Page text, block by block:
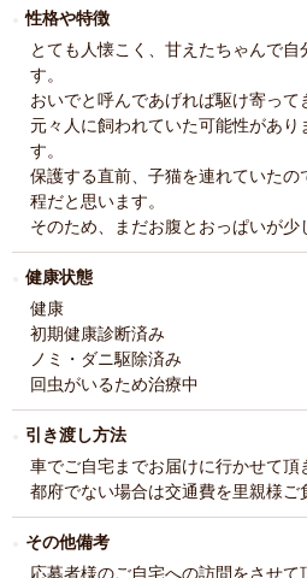
性格や特徴
とても人懐こく、甘えたちゃんで自
す。
おいでと呼んであげれば駆け寄って
元々人に飼われていた可能性があ
す。
保護する直前、子猫を連れていたの
程だと思います。
そのため、まだお腹とおっぱいが少
健康状態
健康
初期健康診断済み
ノミ・ダニ駆除済み
回虫がいるため治療中
引き渡し方法
車でご自宅までお届けに行かせて
都府でない場合は交通費を里親様ご
その他備考
応募者様のご自宅への訪問をさせて